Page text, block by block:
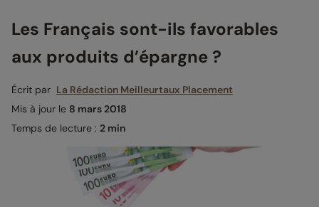
Les Français sont-ils favorables
aux produits d’épargne ?
Écrit par La Rédaction Meilleurtaux Placement
Mis à jour le 8 mars 2018
Temps de lecture : 2 min